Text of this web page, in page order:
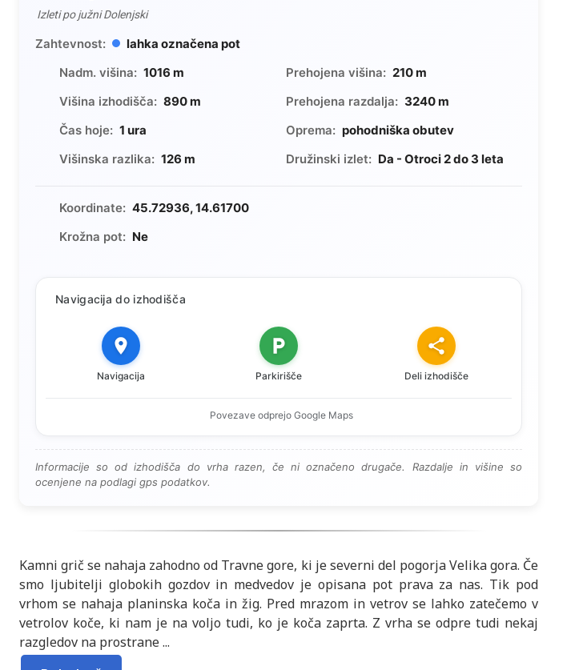
Izleti po južni Dolenjski
Zahtevnost:
lahka označena pot
Nadm. višina: 1016 m
Višina izhodišča: 890 m
Čas hoje: 1 ura
Višinska razlika: 126 m
Prehojena višina: 210 m
Prehojena razdalja: 3240 m
Oprema: pohodniška obutev
Družinski izlet: Da - Otroci 2 do 3 leta
Koordinate: 45.72936, 14.61700
Krožna pot: Ne
Navigacija do izhodišča
Navigacija Parkirišče Deli izhodišče
Povezave odprejo Google Maps
Informacije so od izhodišča do vrha razen, če ni označeno drugače. Razdalje in višine so
ocenjene na podlagi gps podatkov.
Kamni grič se nahaja zahodno od Travne gore, ki je severni del pogorja Velika gora. Če
smo ljubitelji globokih gozdov in medvedov je opisana pot prava za nas. Tik pod
vrhom se nahaja planinska koča in žig. Pred mrazom in vetrov se lahko zatečemo v
vetrolov koče, ki nam je na voljo tudi, ko je koča zaprta. Z vrha se odpre tudi nekaj
razgledov na prostrane...